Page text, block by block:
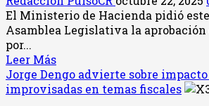
Riesgo
de
salarial
y
recortes
El Ministerio de Hacienda pidió
Asamblea Legislativa la
por...
Leer MásLeer
más
acerca
Jorge Dengo advierte sobre
improvisadas en temas fiscales